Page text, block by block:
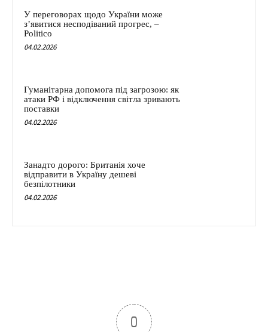
У переговорах щодо України може
з’явитися несподіваний прогрес, –
Politico
04.02.2026
Гуманітарна допомога під загрозою: як
атаки РФ і відключення світла зривають
поставки
04.02.2026
Занадто дорого: Британія хоче
відправити в Україну дешеві
безпілотники
04.02.2026
0